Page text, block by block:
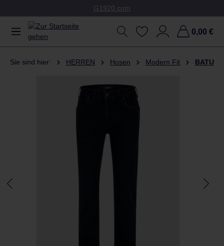
G1920.com
0,00 €
Sie sind hier: HERREN Hosen Modern Fit BATU